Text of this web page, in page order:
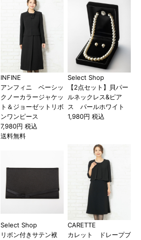
INFINE
アンフィニ ベーシッ
クノーカラージャケッ
ト＆ジョーゼットリボ
ンワンピース
7,980円 税込
送料無料
Select Shop
【2点セット】貝パー
ルネックレス&ピア
ス パールホワイト
1,980円 税込
Select Shop
リボン付きサテン袱
CARETTE
カレット ドレープブ